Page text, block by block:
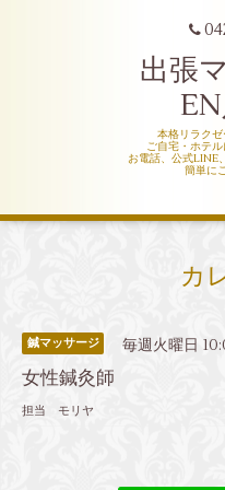
出張
本格リラク
ご自宅・ホテ
お電話、公式LINE
簡単に
カ
鍼マッサージ 毎週火曜日
女性鍼灸師
担当 モリヤ